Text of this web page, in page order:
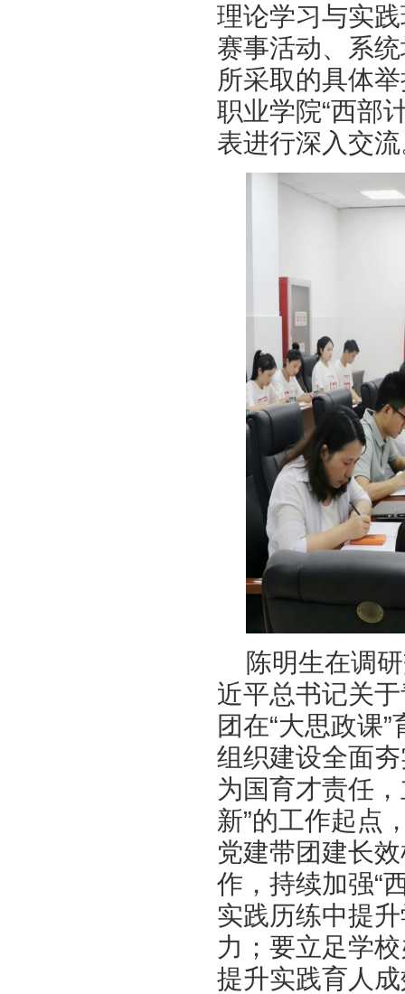
理论学习与实
赛事活动、系
所采取的具体
职业学院“西部
表进行深入交
陈明生在调
近平总书记关
团在“大思政课
组织建设全面
为国育才责任
新”的工作起点
党建带团建长
作，持续加强“
实践历练中提
力；要立足学
提升实践育人